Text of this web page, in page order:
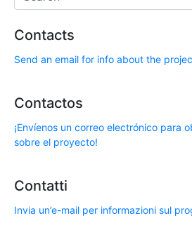
Contacts
Send an email for info about the
Contactos
¡Envíenos un correo electrónico para
sobre el proyecto!
Contatti
Invia un’e-mail per informazioni sul